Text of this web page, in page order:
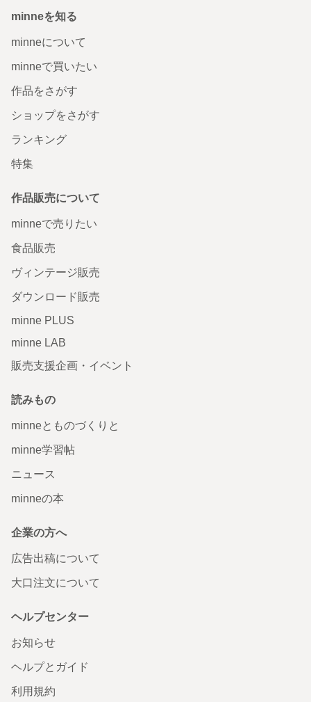
minneを知る
minneについて
minneで買いたい
作品をさがす
ショップをさがす
ランキング
特集
作品販売について
minneで売りたい
食品販売
ヴィンテージ販売
ダウンロード販売
minne PLUS
minne LAB
販売支援企画・イベント
読みもの
minneとものづくりと
minne学習帖
ニュース
minneの本
企業の方へ
広告出稿について
大口注文について
ヘルプセンター
お知らせ
ヘルプとガイド
利用規約